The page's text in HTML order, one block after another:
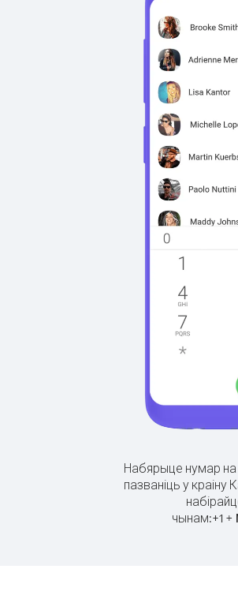
Набярыце нумар на
пазваніць у краіну
чынам:+1 +